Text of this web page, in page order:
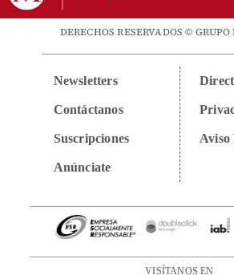
DERECHOS RESERVADOS ©
Newsletters
Contáctanos
Suscripciones
Anúnciate
Aviso
VISÍTANOS EN